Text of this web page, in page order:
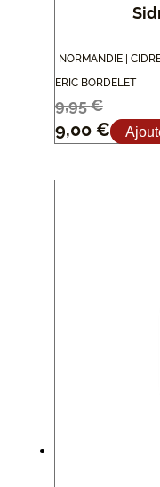
NORMANDIE |
ERIC BORDELET
9,95€
9,00 €